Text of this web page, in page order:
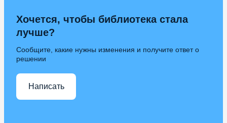
Хочется, чтобы библиотека стала
лучше?
Сообщите, какие нужны изменения и получите ответ о
решении
Написать